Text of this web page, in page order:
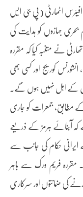
افیئرس اٹھارٹی (پی جی ایس
جہازوں کو ہدایت کی
نے متنبہ کیا کہ مقررہ
کوریج اور کسی بھی
کے اہل نہیں ہوں گے۔
مطابق، جمعرات کو جاری
آبنائے ہرمز کے ذریعے
ایرانی حکام کی جانب سے
فریم ورک سے باہر
کی ضمانتوں اور سرکاری